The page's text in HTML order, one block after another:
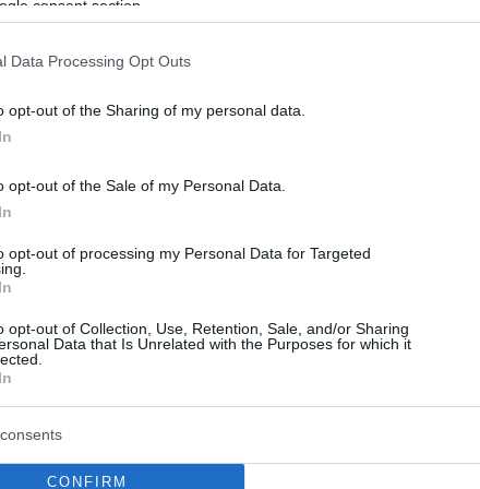
consent section.
Data Processing Opt Outs
opt-out of the Sharing of my personal data.
opt-out of the Sale of my Personal Data.
opt-out of processing my Personal Data for Targeted
opt-out of Collection, Use, Retention, Sale, and/or Sharing
Data that Is Unrelated with the Purposes for which it
CONFIRM
στην Κεφαλονιά με την
τα αίτια θανάτου στο βίντεο
Αρχές της Κεφαλονιάς, ερευνούν τα αίτια του
να αποπλεύσει, όπως ήταν προγραμματισμένο
20χρονη influencer